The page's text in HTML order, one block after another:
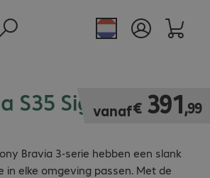
S35 Signage
Bravia 3-serie hebben een slank
in elke omgeving passen. Met de
vanaf€ 391,99
€ 391,99